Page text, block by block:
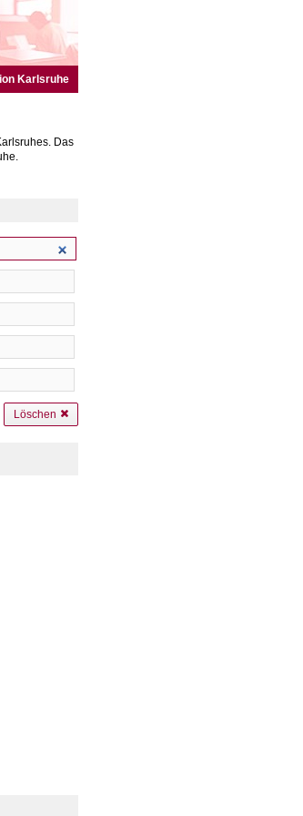
Karlsruhe
Das
Löschen